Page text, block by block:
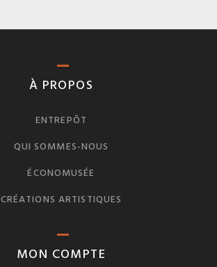
À PROPOS
ENTREPÔT
QUI SOMMES-NOUS
ÉCONOMUSÉE
CRÉATIONS ARTISTIQUES
MON COMPTE